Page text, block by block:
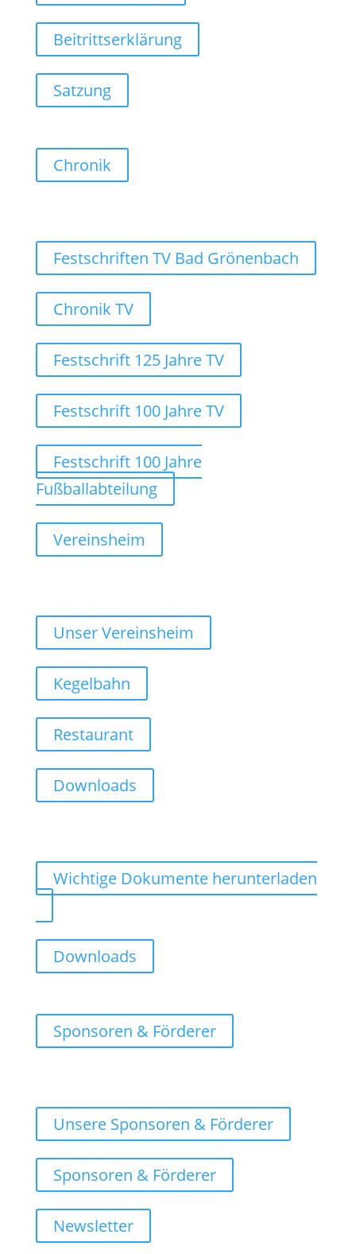
Beitrittserklärung
Satzung
Chronik
Festschriften TV Bad Grönenbach
Chronik TV
Festschrift 125 Jahre TV
Festschrift 100 Jahre TV
Festschrift 100 Jahre
Fußballabteilung
Vereinsheim
Unser Vereinsheim
Kegelbahn
Restaurant
Downloads
Wichtige Dokumente herunterladen
Downloads
Sponsoren & Förderer
Unsere Sponsoren & Förderer
Sponsoren & Förderer
Newsletter